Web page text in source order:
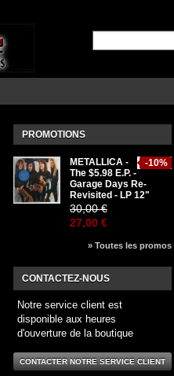
PROMOTIONS
-10%
METALLICA -
The $5.98 E.P. -
Garage Days Re-
Revisited - LP 12"
30,00 €
27,00 €
» Toutes les promos
CONTACTEZ-NOUS
Notre service client est
disponible aux heures
d'ouverture de la boutique
CONTACTER NOTRE SERVICE CLIENT